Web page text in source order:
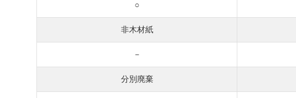
○
非木材紙
－
分別廃棄